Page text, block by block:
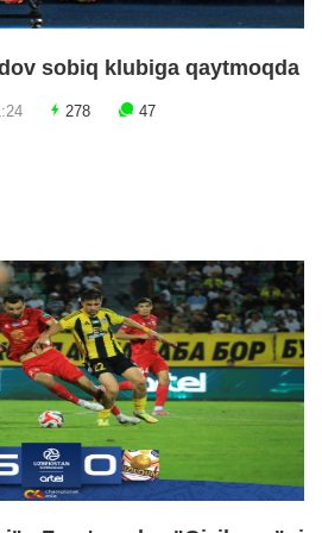
sobiq klubiga qaytmoqda
278 47